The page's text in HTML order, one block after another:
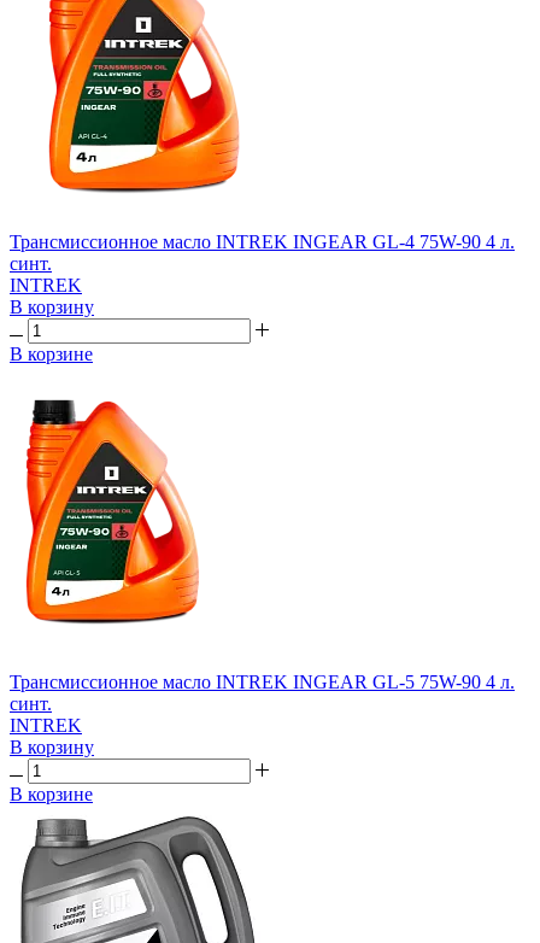
Трансмиссионное масло INTREK INGEAR GL-4 75W-90 4 л.
синт.
INTREK
В корзину
В корзине
Трансмиссионное масло INTREK INGEAR GL-5 75W-90 4 л.
синт.
INTREK
В корзину
В корзине